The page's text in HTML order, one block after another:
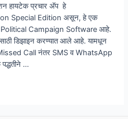
हायटेक प्रचार अ‍ॅप हे
Special Edition असून, हे एक
Political Campaign Software आहे.
डिझाइन करण्यात आले आहे. यामधून
Call नंतर SMS व WhatsApp
पद्धतीने …